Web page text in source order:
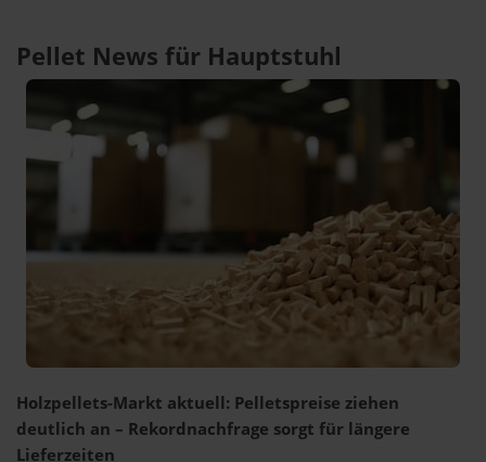
Pellet News für Hauptstuhl
Holzpellets-Markt aktuell: Pelletspreise ziehen
deutlich an – Rekordnachfrage sorgt für längere
Lieferzeiten